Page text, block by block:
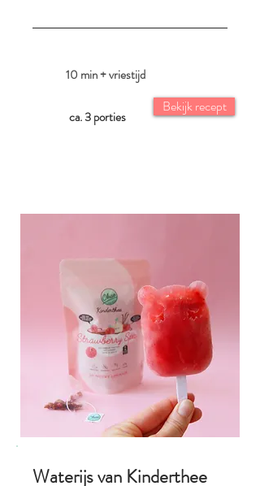
10 min + vriestijd
ca. 3 porties
Bekijk recept
Waterijs van Kinderthee